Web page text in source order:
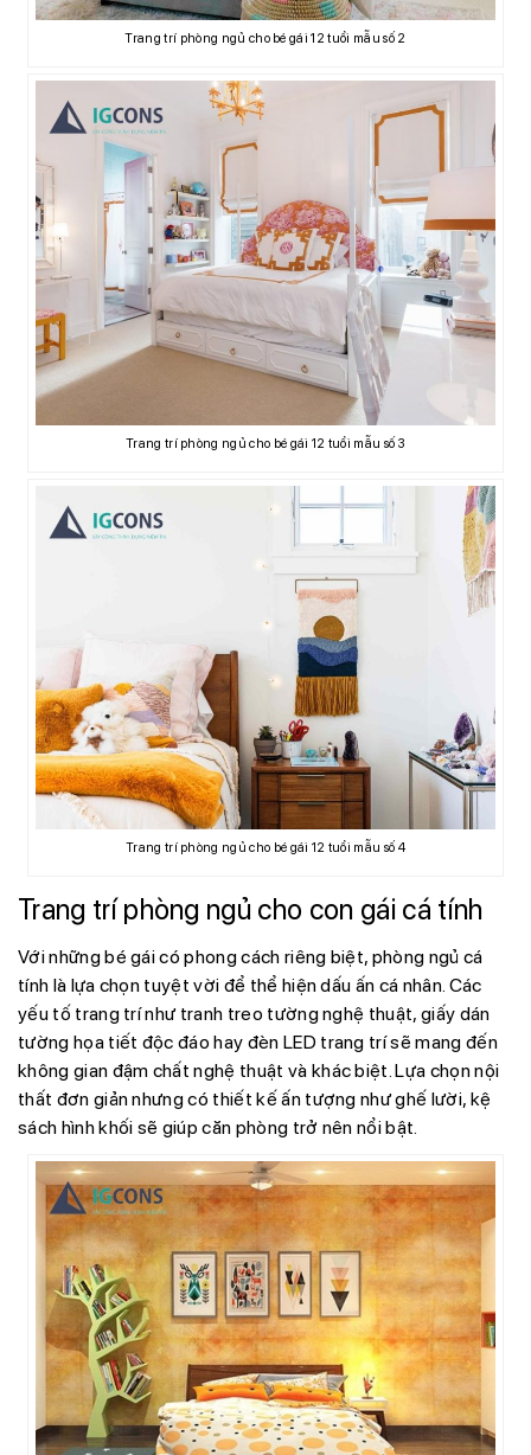
Trang trí phòng ngủ cho bé gái 12 tuổi mẫu số 2
Trang trí phòng ngủ cho bé gái 12 tuổi mẫu số 3
Trang trí phòng ngủ cho bé gái 12 tuổi mẫu số 4
Trang trí phòng ngủ cho con gái cá tính
Với những bé gái có phong cách riêng biệt, phòng ngủ cá
tính là lựa chọn tuyệt vời để thể hiện dấu ấn cá nhân. Các
yếu tố trang trí như tranh treo tường nghệ thuật, giấy dán
tường họa tiết độc đáo hay đèn LED trang trí sẽ mang đến
không gian đậm chất nghệ thuật và khác biệt. Lựa chọn nội
thất đơn giản nhưng có thiết kế ấn tượng như ghế lười, kệ
sách hình khối sẽ giúp căn phòng trở nên nổi bật.